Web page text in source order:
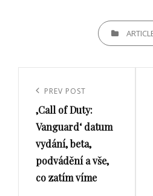
CATEGORIES
pro
příspěvek
Previous
Post
PREV POST
‚Call of Duty:
Vanguard‘ datum
vydání, beta,
podvádění a vše,
co zatím víme